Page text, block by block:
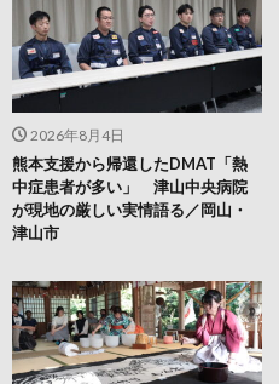
2026年8月4日
熊本支援から帰還したDMAT「熱
中症患者が多い」 津山中央病院
が現地の厳しい実情語る／岡山・
津山市